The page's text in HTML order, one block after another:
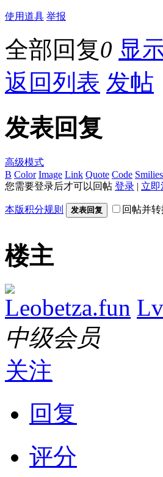
使用道具 举报
全部回复0 显
返回列表 发帖
发表回复
高级模式
B Color Image Link Quote Code Smilies
您需要登录后才可以回帖 登录 | 立即
本版积分规则 发表回复 回帖并转
楼主
Leobetza.fun
中级会员
关注
回复
评分